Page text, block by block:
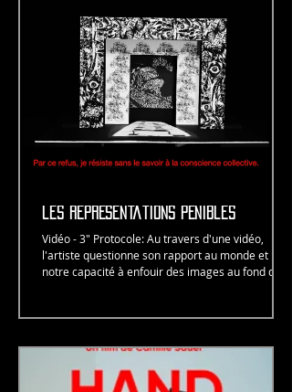
les représentations pénibles
Vidéo - 3" Protocole: Au travers d'une vidéo,
l'artiste questionne son rapport au monde et
notre capacité à enfouir des images au fond de...